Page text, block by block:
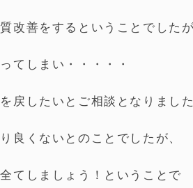
改善をするということでしたが
てしまい・・・・・
戻したいとご相談となりました
良くないとのことでしたが、
てしましょう！ということで